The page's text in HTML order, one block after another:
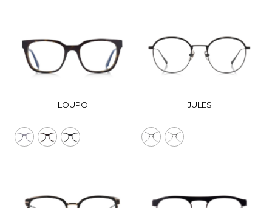
LOUPO JULES